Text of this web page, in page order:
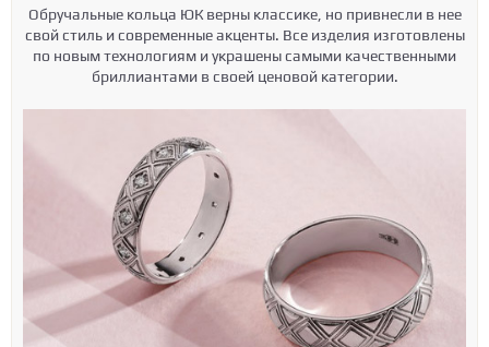
Обручальные кольца ЮК верны классике, но привнесли в нее
свой стиль и современные акценты. Все изделия изготовлены
по новым технологиям и украшены самыми качественными
бриллиантами в своей ценовой категории.